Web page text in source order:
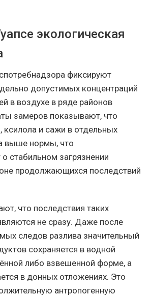
экологическая
фиксируют
допустимых концентраций
в воздухе в ряде районов
замеров показывают, что
ксилола и сажи в отдельных
выше нормы, что
о стабильном загрязнении
продолжающихся последствий
что последствия таких
не сразу. Даже после
следов разлива значительный
сохраняется в водной
либо взвешенной форме, а
в донных отложениях. Это
антропогенную